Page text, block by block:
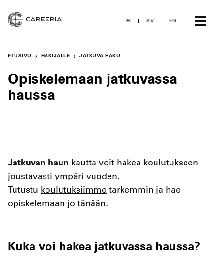
sisältöön
FI SV EN
ETUSIVU › HAKIJALLE › JATKUVA HAKU
Opiskelemaan jatkuvassa
haussa
Jatkuvan haun kautta voit hakea koulutukseen
joustavasti ympäri vuoden.
Tutustu koulutuksiimme tarkemmin ja hae
opiskelemaan jo tänään.
Kuka voi hakea jatkuvassa haussa?